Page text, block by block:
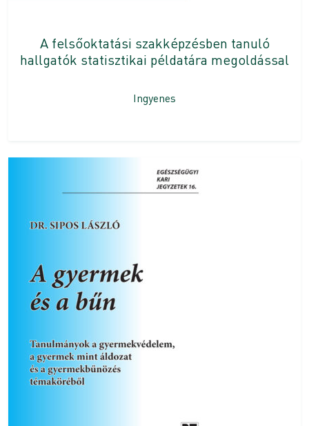
A felsőoktatási szakképzésben tanuló
hallgatók statisztikai példatára megoldással
Ingyenes